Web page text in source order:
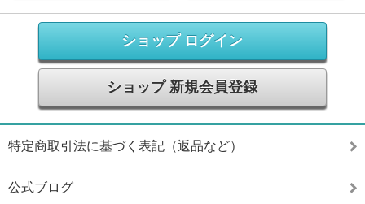
ショップ ログイン
ショップ 新規会員登録
特定商取引法に基づく表記（返品など）
公式ブログ